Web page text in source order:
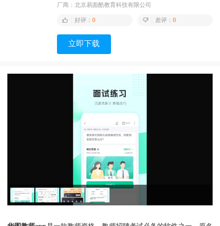
厂商： 北京易面酷教育科技有限公司
好评： 0 差评： 0
立即下载